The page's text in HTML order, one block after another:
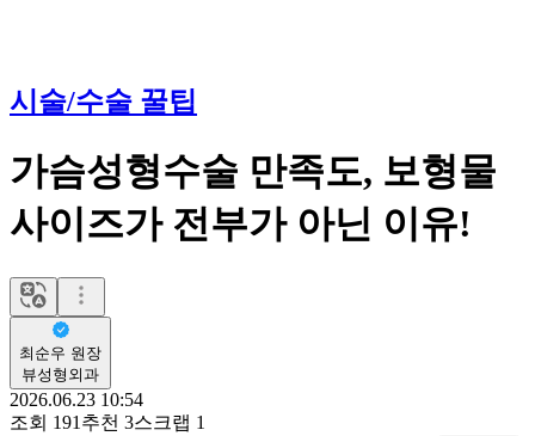
시술/수술 꿀팁
가슴성형수술 만족도, 보형물
사이즈가 전부가 아닌 이유!
최순우 원장
뷰성형외과
2026.06.23 10:54
조회 191 추천 3스크랩 1